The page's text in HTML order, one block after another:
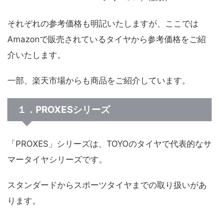
それぞれの参考価格も明記いたしますが、ここでは
Amazonで販売されているタイヤから参考価格をご紹
介いたします。
一部、楽天市場からも商品をご紹介しています。
１．PROXESシリーズ
「PROXES」シリーズは、TOYOのタイヤで代表的なサ
マータイヤシリーズです。
スタンダードからスポーツタイヤまでの取り扱いがあ
ります。